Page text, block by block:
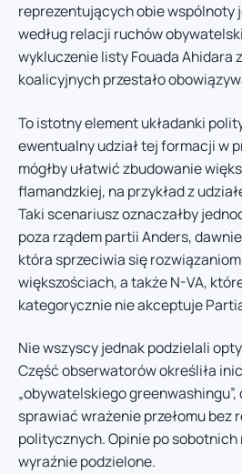
reprezentujących obie wspólnoty
według relacji ruchów
wykluczenie listy Fouada Ahidara
koalicyjnych przestało
To istotny element układanki
ewentualny udział tej formacji w
mógłby ułatwić zbudowanie
flamandzkiej, na przykład z
Taki scenariusz oznaczałby
poza rządem partii Anders,
która sprzeciwia się
większościach, a także N-VA,
kategorycznie nie akceptuje
Nie wszyscy jednak podzielali
Część obserwatorów określiła
„obywatelskiego
sprawiać wrażenie przełomu bez
politycznych. Opinie po sobotnich
wyraźnie podzielone.